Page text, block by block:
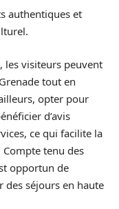
authentiques et
les visiteurs peuvent
tout en
opter pour
d’avis
ce qui facilite la
tenu des
opportun de
séjours en haute